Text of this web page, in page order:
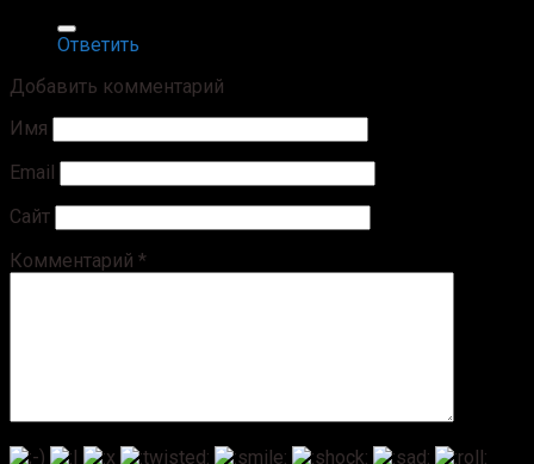
Ответить
Добавить комментарий
Имя
Email
Сайт
Комментарий *